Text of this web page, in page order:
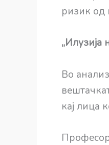
ризик од
„Илузија
Во
кај лица